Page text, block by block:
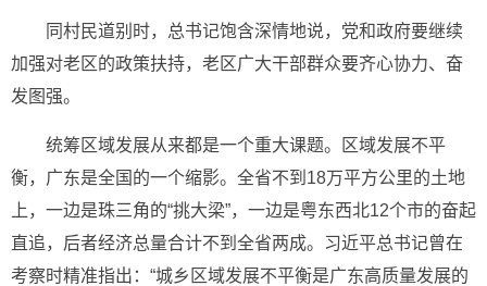
同村民道别时，总书记饱含深情地说，党和政府要继续
加强对老区的政策扶持，老区广大干部群众要齐心协力、奋
发图强。
统筹区域发展从来都是一个重大课题。区域发展不平
衡，广东是全国的一个缩影。全省不到18万平方公里的土地
上，一边是珠三角的“挑大梁”，一边是粤东西北12个市的奋起
直追，后者经济总量合计不到全省两成。习近平总书记曾在
考察时精准指出：“城乡区域发展不平衡是广东高质量发展的